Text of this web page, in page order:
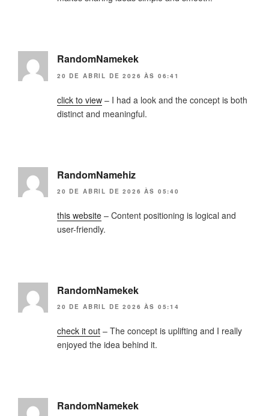
RandomNamekek
20 DE ABRIL DE 2026 ÀS 06:41
click to view – I had a look and the concept is both
distinct and meaningful.
RandomNamehiz
20 DE ABRIL DE 2026 ÀS 05:40
this website – Content positioning is logical and
user-friendly.
RandomNamekek
20 DE ABRIL DE 2026 ÀS 05:14
check it out – The concept is uplifting and I really
enjoyed the idea behind it.
RandomNamekek